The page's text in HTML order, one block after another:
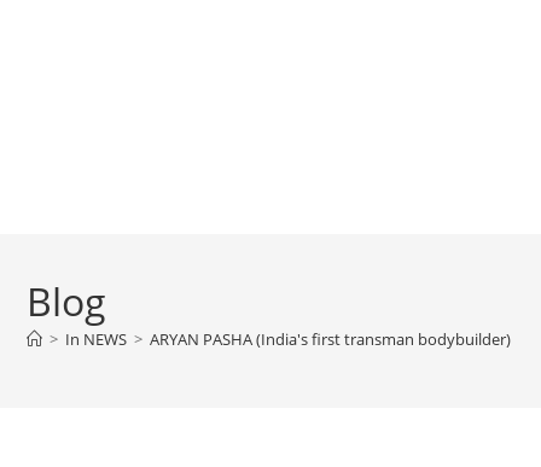
Blog
> In NEWS > ARYAN PASHA (India's first transman bodybuilder)